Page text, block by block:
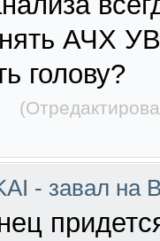
АЧХ
голову?
- завал на